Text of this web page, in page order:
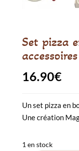
Set pizza
accessoires
16.90€
Un set pizza en
Une création
1 en stock